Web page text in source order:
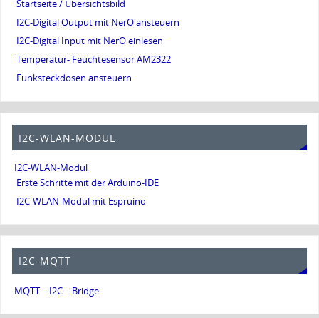
Startseite / Übersichtsbild
I2C-Digital Output mit NerO ansteuern
I2C-Digital Input mit NerO einlesen
Temperatur- Feuchtesensor AM2322
Funksteckdosen ansteuern
I2C-WLAN-MODUL
I2C-WLAN-Modul
Erste Schritte mit der Arduino-IDE
I2C-WLAN-Modul mit Espruino
I2C-MQTT
MQTT – I2C – Bridge